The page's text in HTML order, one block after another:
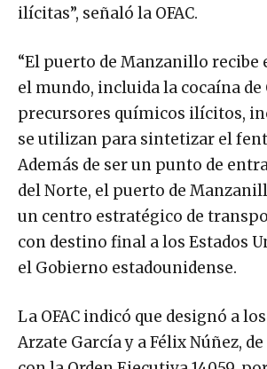
ilícitas”, señaló la OFAC.
“El puerto de Manzanillo recibe
el mundo, incluida la cocaína de
precursores químicos ilícitos,
se utilizan para sintetizar el
Además de ser un punto de
del Norte, el puerto de
un centro estratégico de
con destino final a los Estados
el Gobierno estadounidense.
La OFAC indicó que designó a
Arzate García y a Félix Núñez,